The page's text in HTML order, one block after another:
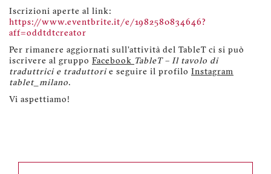
Iscrizioni aperte al link:
https://www.eventbrite.it/e/1982580834646?
aff=oddtdtcreator
Per rimanere aggiornati sull’attività del TableT ci si può
iscrivere al gruppo Facebook TableT – Il tavolo di
traduttrici e traduttorie seguire il profilo Instagram
tablet_milano.
Vi aspettiamo!